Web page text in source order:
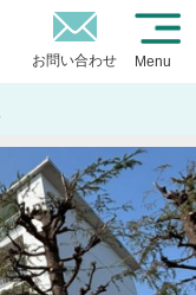
お問い合わせ Menu